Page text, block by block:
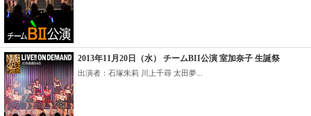
2013年11月20日（水） チームBII公演 室加奈子 生誕祭
出演者：石塚朱莉 川上千尋 太田夢...